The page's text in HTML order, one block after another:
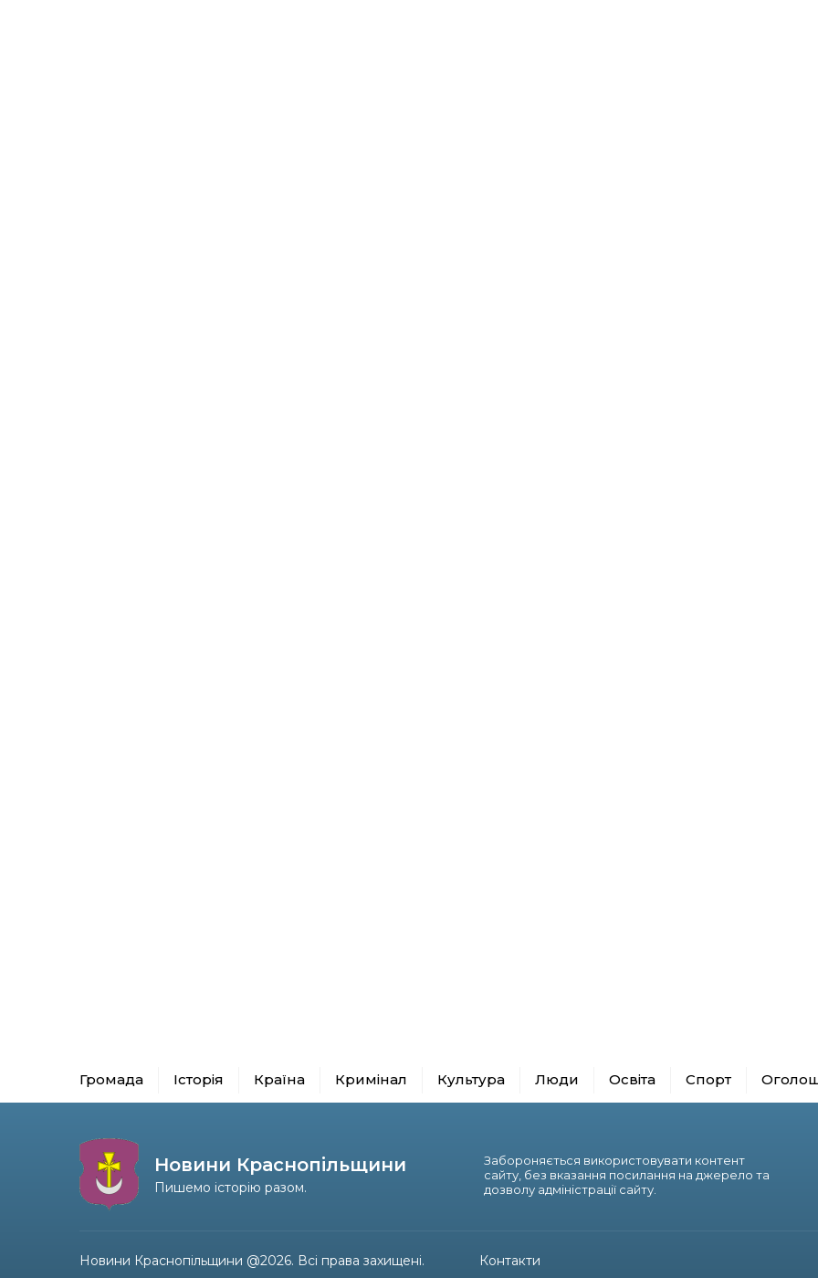
Громада Історія Країна Кримінал Культура Люди Освіта Спорт
Новини Краснопільщини
Пишемо історію разом.
Забороняється використовувати контент
сайту, без вказання посилання на джерело та
дозволу адміністрації сайту.
Новини Краснопільщини @2026. Всі права захищені. Контакти